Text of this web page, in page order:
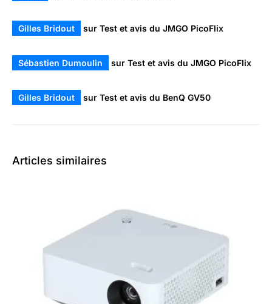
Gilles Bridout sur Test et avis du JMGO PicoFlix
Sébastien Dumoulin sur Test et avis du JMGO PicoFlix
Gilles Bridout sur Test et avis du BenQ GV50
Articles similaires